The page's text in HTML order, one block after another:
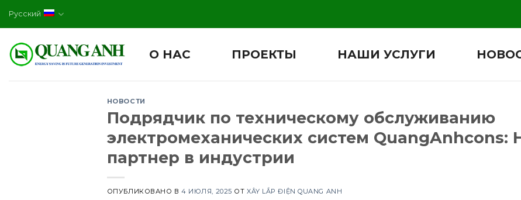
Русский
О НАС ПРОЕКТЫ НАШИ УСЛУГИ
НОВОСТИ
Подрядчик по техническому обслуживанию
электромеханических систем
партнер в индустрии
ОПУБЛИКОВАНО В4 ИЮЛЯ, 2025 ОТXÂY LẮP ĐIỆN QUANG ANH